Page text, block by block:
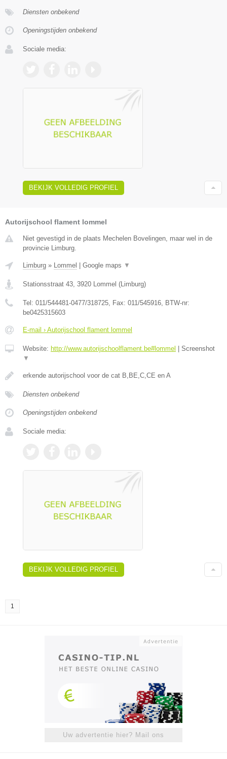
Diensten onbekend
Openingstijden onbekend
Sociale media:
BEKIJK VOLLEDIG PROFIEL
Autorijschool flament lommel
Niet gevestigd in de plaats Mechelen Bovelingen, maar wel in de
provincie Limburg.
Limburg » Lommel Google maps ▼
Stationsstraat 43 3920 Lommel ( Limburg)
Tel: 011/544481-0477/318725 , Fax: 011/545916 , BTW-nr:
be0425315603
E-mail › Autorijschool flament lommel
Website: http://www.autorijschoolflament.be#lommel
Screenshot
▼
erkende autorijschool voor de cat B,BE,C,CE en A
Diensten onbekend
Openingstijden onbekend
Sociale media:
BEKIJK VOLLEDIG PROFIEL
1
Uw advertentie hier? Mail ons